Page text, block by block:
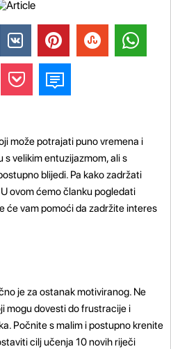
može potrajati puno vremena i
velikim entuzijazmom, ali s
blijedi. Pa kako zadržati
ovom ćemo članku pogledati
će vam pomoći da zadržite interes
je za ostanak motiviranog. Ne
mogu dovesti do frustracije i
Počnite s malim i postupno krenite
cilj učenja 10 novih riječi